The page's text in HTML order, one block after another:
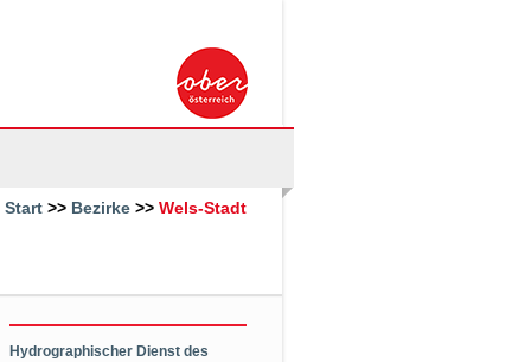
Start >> Bezirke >> Wels-Stadt
Hydrographischer Dienst des